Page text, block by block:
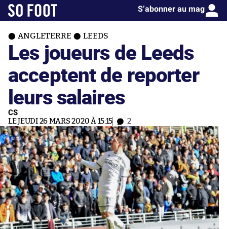
S’abonner au mag
ANGLETERRE LEEDS
Les joueurs de Leeds
acceptent de reporter
leurs salaires
CS
LE JEUDI 26 MARS 2020 À 15:15 2